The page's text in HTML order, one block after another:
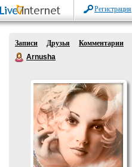
Регистрация
Записи Друзья
Комментарии
Arnusha